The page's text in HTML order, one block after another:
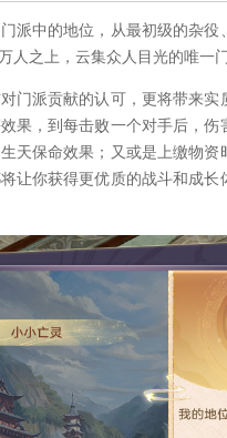
中的地位，从最初级的杂役
人之上，云集众人目光的唯一门
派贡献的认可，更将带来实
果，到每击败一个对手后，
天保命效果；又或是上缴物
让你获得更优质的战斗和成